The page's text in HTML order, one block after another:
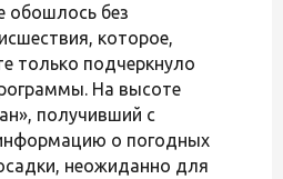
обошлось без
которое,
только подчеркнуло
На высоте
получивший с
о погодных
неожиданно для